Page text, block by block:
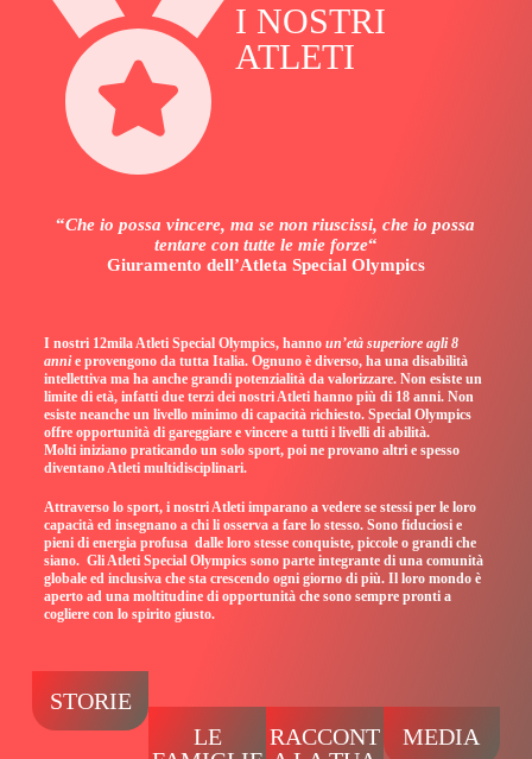
I NOSTRI
ATLETI
“Che io possa vincere, ma se non riuscissi, che io possa
tentare con tutte le mie forze“
Giuramento dell’Atleta Special Olympics
I nostri 12mila Atleti Special Olympics, hanno un’età superiore agli 8
annie provengono da tutta Italia. Ognuno è diverso, ha una disabilità
intellettiva ma ha anche grandi potenzialità da valorizzare. Non esiste un
limite di età, infatti due terzi dei nostri Atleti hanno più di 18 anni. Non
esiste neanche un livello minimo di capacità richiesto. Special Olympics
offre opportunità di gareggiare e vincere a tutti i livelli di abilità.
Molti iniziano praticando un solo sport, poi ne provano altri e spesso
diventano Atleti multidisciplinari.
Attraverso lo sport, i nostri Atleti imparano a vedere se stessi per le loro
capacità ed insegnano a chi li osserva a fare lo stesso. Sono fiduciosi e
pieni di energia profusa dalle loro stesse conquiste, piccole o grandi che
siano. Gli Atleti Special Olympics sono parte integrante di una comunità
globale ed inclusiva che sta crescendo ogni giorno di più. Il loro mondo è
aperto ad una moltitudine di opportunità che sono sempre pronti a
cogliere con lo spirito giusto.
STORIE
LE
RACCONT
MEDIA